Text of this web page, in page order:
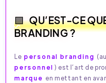
QU’EST-CE
BRANDING ?
Le personal branding
personnel ) est l’art de
marque en mettant en